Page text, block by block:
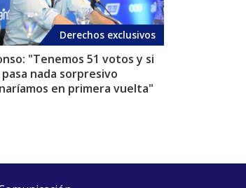
Derechos exclusivos
"Tenemos 51 votos y si
nada sorpresivo
en primera vuelta"